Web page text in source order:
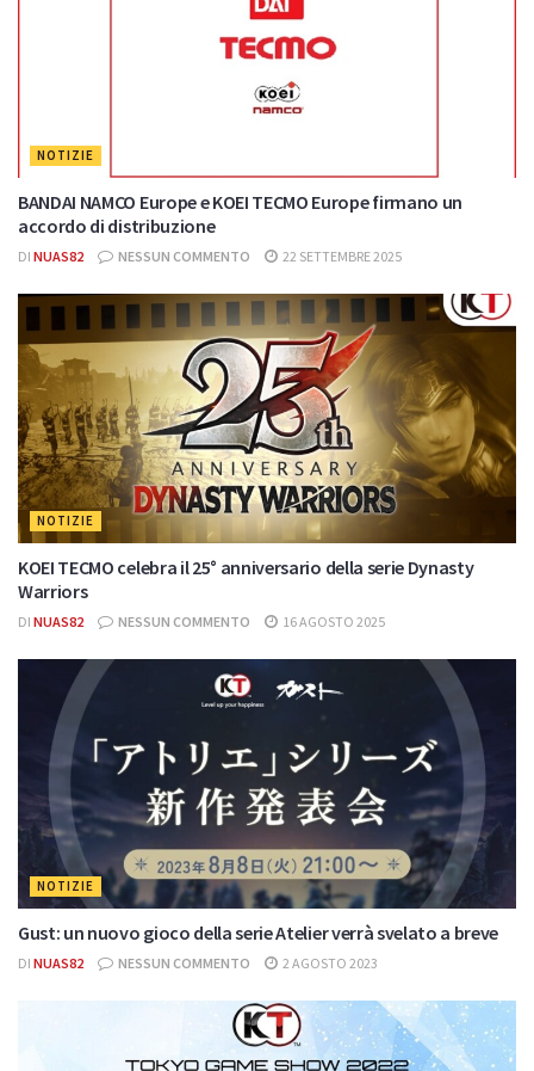
NOTIZIE
BANDAI NAMCO Europe e KOEI TECMO Europe firmano un
accordo di distribuzione
DI NUAS82 NESSUN COMMENTO 22 SETTEMBRE 2025
NOTIZIE
KOEI TECMO celebra il 25° anniversario della serie Dynasty
Warriors
DI NUAS82 NESSUN COMMENTO 16 AGOSTO 2025
NOTIZIE
Gust: un nuovo gioco della serie Atelier verrà svelato a breve
DI NUAS82 NESSUN COMMENTO 2 AGOSTO 2023